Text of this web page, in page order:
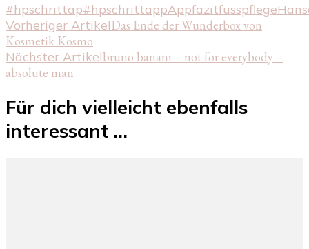
#hpschrittap#hpschrittappAppfazitfusspflege
Beitragsnavigation
Vorheriger ArtikelDas Ende der Wunderbox von
Kosmetik Kosmo
Nächster Artikelbruno banani – not for everybody –
absolute man
Für dich vielleicht ebenfalls
interessant …